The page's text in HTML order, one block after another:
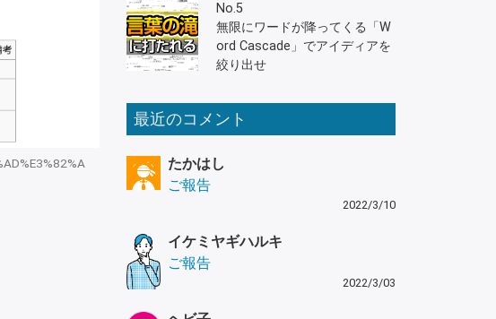
No.5
無限にワードが降ってくる「W
ord Cascade」でアイディアを
絞り出せ
最近のコメント
たかはし
ご報告
2022/3/10
イケミヤギハルキ
ご報告
2022/3/03